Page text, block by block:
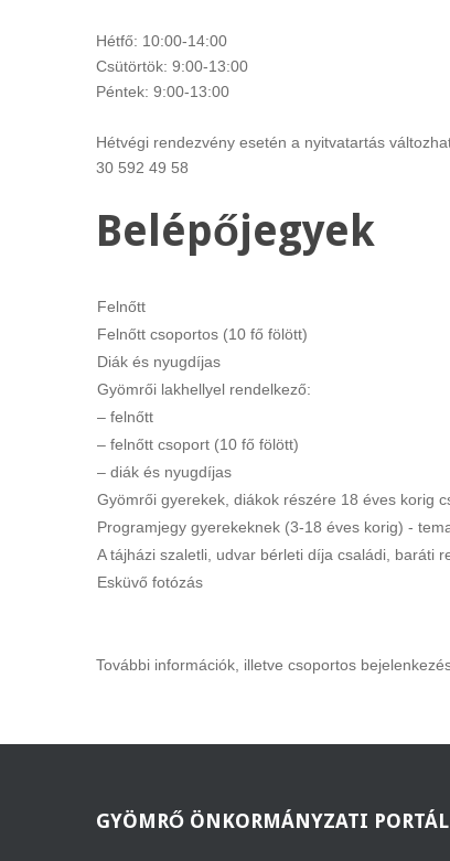
Hétfő: 10:00-14:00
Csütörtök: 9:00-13:00
Péntek: 9:00-13:00
Hétvégi rendezvény esetén a nyitvatartás
30 592 49 58
Belépőjegyek
Felnőtt
Felnőtt csoportos (10 fő fölött)
Diák és nyugdíjas
Gyömrői lakhellyel rendelkező:
– felnőtt
– felnőtt csoport (10 fő fölött)
– diák és nyugdíjas
Gyömrői gyerekek, diákok részére 18 éves korig
Programjegy gyerekeknek (3-18 éves korig) -
A tájházi szaletli, udvar bérleti díja családi, baráti
Esküvő fotózás
További információk, illetve csoportos
GYÖMRŐ ÖNKORMÁNYZATI PORTÁL